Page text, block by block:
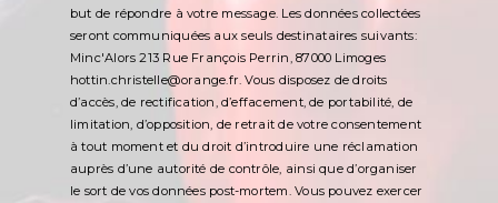
but de répondre à votre message. Les données collectées
seront communiquées aux seuls destinataires suivants:
Minc'Alors 213 Rue François Perrin, 87000 Limoges
hottin.christelle@orange.fr. Vous disposez de droits
d’accès, de rectification, d’effacement, de portabilité, de
limitation, d’opposition, de retrait de votre consentement
à tout moment et du droit d’introduire une réclamation
auprès d’une autorité de contrôle, ainsi que d’organiser
le sort de vos données post-mortem. Vous pouvez exercer